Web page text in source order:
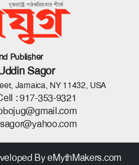
দলের সবাই নারী
Publisher
Sagor
Jamaica, NY 11432, USA
:917-353-9321
ByeMythMakers.com